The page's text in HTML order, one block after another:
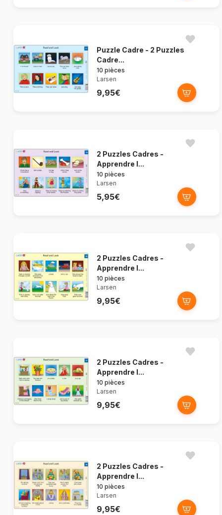
Puzzle Cadre - 2 Puzzles
Cadre...
10 pièces
Larsen
9,95€
2 Puzzles Cadres -
Apprendre l...
10 pièces
Larsen
5,95€
2 Puzzles Cadres -
Apprendre l...
10 pièces
Larsen
9,95€
2 Puzzles Cadres -
Apprendre l...
10 pièces
Larsen
9,95€
2 Puzzles Cadres -
Apprendre l...
10 pièces
Larsen
9,95€